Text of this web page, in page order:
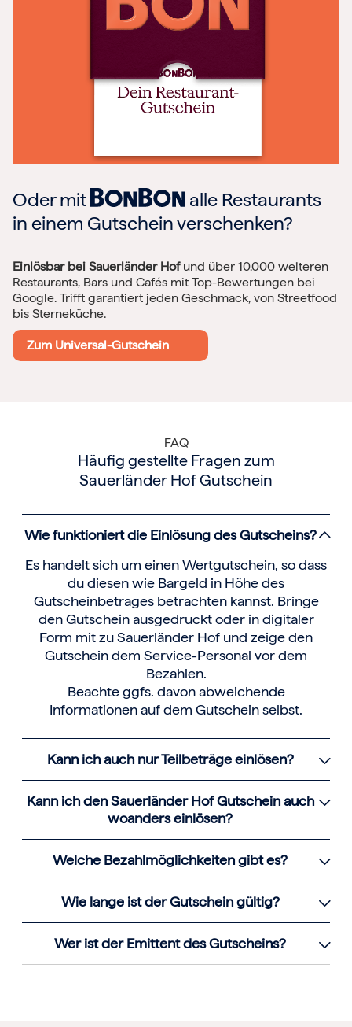
Oder mit
alle Restaurants
in einem Gutschein verschenken?
Einlösbar bei Sauerländer Hofund über 10.000 weiteren
Restaurants, Bars und Cafés mit Top-Bewertungen bei
Google. Trifft garantiert jeden Geschmack, von Streetfood
bis Sterneküche.
Zum Universal-Gutschein
FAQ
Häufig gestellte Fragen zum
Sauerländer Hof Gutschein
Wie funktioniert die Einlösung des Gutscheins?
Es handelt sich um einen Wertgutschein, so dass
du diesen wie Bargeld in Höhe des
Gutscheinbetrages betrachten kannst. Bringe
den Gutschein ausgedruckt oder in digitaler
Form mit zu Sauerländer Hof und zeige den
Gutschein dem Service-Personal vor dem
Bezahlen.
Beachte ggfs. davon abweichende
Informationen auf dem Gutschein selbst.
Kann ich auch nur Teilbeträge einlösen?
Kann ich den Sauerländer Hof Gutschein auch
woanders einlösen?
Welche Bezahlmöglichkeiten gibt es?
Wie lange ist der Gutschein gültig?
Wer ist der Emittent des Gutscheins?